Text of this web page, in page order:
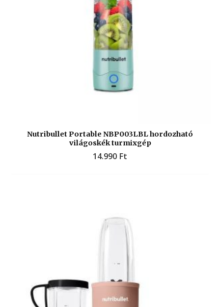
Nutribullet Portable NBP003LBL hordozható
világoskék turmixgép
14.990 Ft